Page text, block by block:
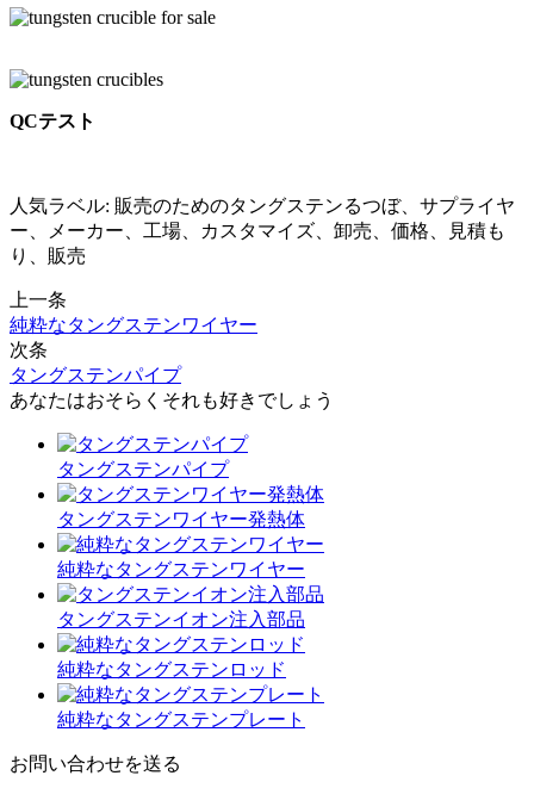
QCテスト
人気ラベル: 販売のためのタングステンるつぼ、サプライヤ
ー、メーカー、工場、カスタマイズ、卸売、価格、見積も
り、販売
上一条
純粋なタングステンワイヤー
次条
タングステンパイプ
あなたはおそらくそれも好きでしょう
タングステンパイプ
タングステンワイヤー発熱体
純粋なタングステンワイヤー
タングステンイオン注入部品
純粋なタングステンロッド
純粋なタングステンプレート
お問い合わせを送る